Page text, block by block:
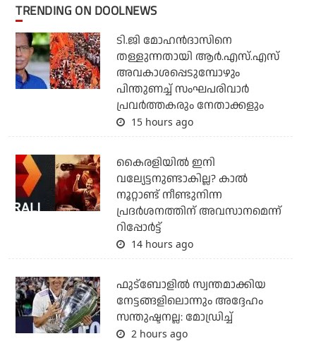
TRENDING ON DOOLNEWS
ടി.ജി മോഹന്‍ദാസിനെ
തള്ളുന്നതായി ആര്‍.എസ്.എസ്
അവകാശപ്പെടുമ്പോഴും
പിന്തുണച്ച് സംഘപരിവാര്‍
പ്രവര്‍ത്തകരും നേതാക്കളും
15 hours ago
കൈരളിയില്‍ ഇനി
വല്യേട്ടനുണ്ടാകില്ല? കാല്‍
നൂറ്റാണ്ട് നീണ്ടുനിന്ന
പ്രദര്‍ശനത്തിന് അവസാനമെന്ന്
റിപ്പോര്‍ട്ട്
14 hours ago
ഫുട്ബോളില്‍ സ്വന്തമാക്കിയ
നേട്ടങ്ങളിലൊന്നും അദ്ദേഹം
സന്തുഷ്ടനല്ല: മോഡ്രിച്ച്
2 hours ago